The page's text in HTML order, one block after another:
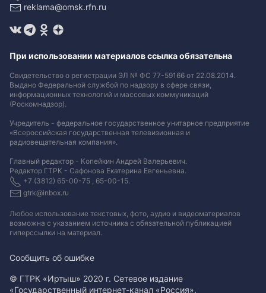
reklama@omsk.rfn.ru
При использовании материалов ссылка обязательна
Свидетельство о регистрации ЭЛ № ФС 77-59166 от 22.08.2014.
Выдано Федеральной службой по надзору в сфере связи,
информационных технологий и массовых коммуникаций
(Роскомнадзор).
Учредитель - федеральное государственное унитарное предприятие
«Всероссийская государственная телевизионная и
радиовещательная компания».
Главный редактор - Копейкин Андрей Валерьевич.
Редактор ГТРК - Сафонова Екатерина Евгеньевна.
+7 (3812) 65-00-75 , 65-00-15.
gtrk@inbox.ru
Любое использование текстовых, фото, аудио и видеоматериалов
возможна с указанием источника с обязательной публикацией
гиперссылки на материал.
Сообщить об ошибке
© ГТРК «Иртыш» 2020 г. Сетевое издание
«Государственный интернет-канал «Россия».